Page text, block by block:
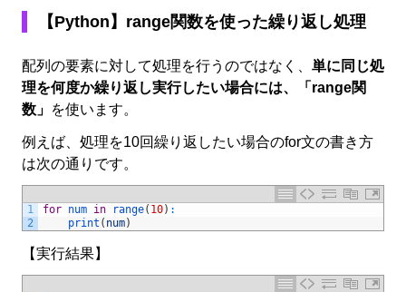
【Python】range関数を使った繰り返し処理
配列の要素に対して処理を行うのではなく、 単に同じ処
理を何度か繰り返し実行したい場合には、「range関
数」 を使います。
例えば、処理を10回繰り返したい場合のfor文の書き方
は次の通りです。
1
2
for num in range( 10) :
print ( num)
【実行結果】